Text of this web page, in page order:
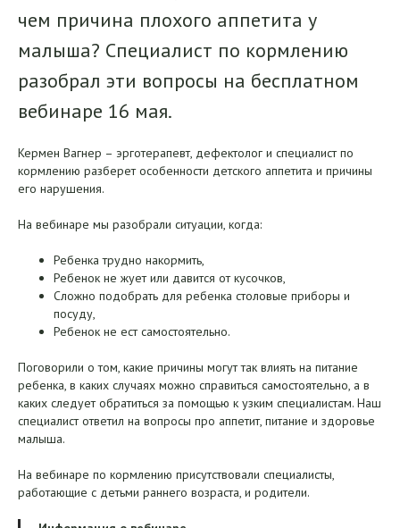
чем причина плохого аппетита у
малыша? Специалист по кормлению
разобрал эти вопросы на бесплатном
вебинаре 16 мая.
Кермен Вагнер – эрготерапевт, дефектолог и специалист по
кормлению разберет особенности детского аппетита и причины
его нарушения.
На вебинаре мы разобрали ситуации, когда:
Ребенка трудно накормить,
Ребенок не жует или давится от кусочков,
Сложно подобрать для ребенка столовые приборы и
посуду,
Ребенок не ест самостоятельно.
Поговорили о том, какие причины могут так влиять на питание
ребенка, в каких случаях можно справиться самостоятельно, а в
каких следует обратиться за помощью к узким специалистам. Наш
специалист ответил на вопросы про аппетит, питание и здоровье
малыша.
На вебинаре по кормлению присутствовали специалисты,
работающие с детьми раннего возраста, и родители.